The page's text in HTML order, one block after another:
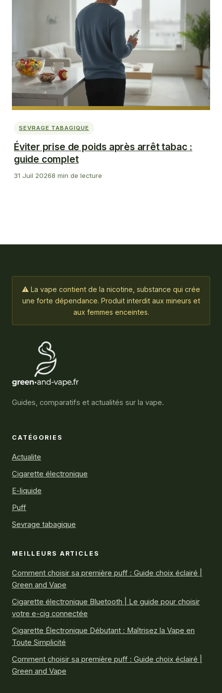
SEVRAGE TABAGIQUE
Éviter prise de poids après arrêt tabac :
guide complet
31 Juil 20268 min de lecture
⚠ La vape contient de la nicotine, substance qui crée
une forte dépendance. Produit interdit aux mineurs et
aux femmes enceintes.
Guides, comparatifs et actualités sur la vape.
CATÉGORIES
Actualite
Cigarette électronique
E-liquide
Puff
Sevrage tabagique
MEILLEURS ARTICLES
Comment choisir sa première puff : Guide choix éclairé |
Green and Vape
Cigarette électronique Bluetooth | Le guide pour choisir
votre e-cig connectée
Cigarette Électronique Débutant : Maîtrisez la Vape en
Toute Simplicité
Comment choisir sa première puff : Guide choix éclairé |
Green and Vape